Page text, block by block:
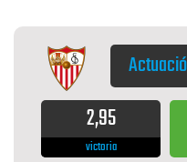
2,95
victoria